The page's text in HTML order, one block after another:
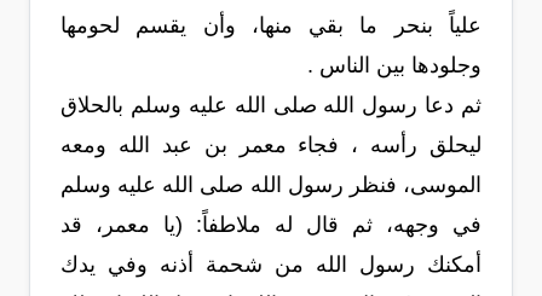
علياً بنحر ما بقي منها، وأن يقسم لحومها
وجلودها بين الناس .
ثم دعا رسول الله صلى الله عليه وسلم بالحلاق
ليحلق رأسه ، فجاء معمر بن عبد الله ومعه
الموسى، فنظر رسول الله صلى الله عليه وسلم
في وجهه، ثم قال له ملاطفاً: (يا معمر، قد
أمكنك رسول الله من شحمة أذنه وفي يدك